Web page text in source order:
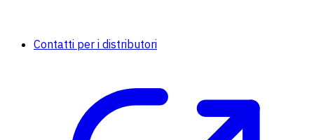
Contatti per i distributori